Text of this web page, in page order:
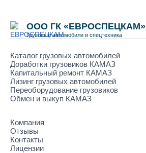
ООО ГК «ЕВРОСПЕЦКАМ»
Грузовые автомобили и спецтехника
Каталог грузовых автомобилей
Доработки грузовиков КАМАЗ
Капитальный ремонт КАМАЗ
Лизинг грузовых автомобилей
Переоборудование грузовиков
Обмен и выкуп КАМАЗ
Компания
Отзывы
Контакты
Лицензии